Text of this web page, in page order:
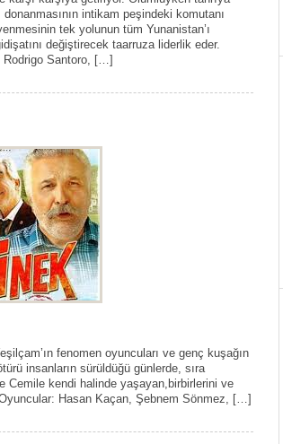
intikam peşindeki komutanı
tek yolunun tüm Yunanistan’ı
değiştirecek taarruza liderlik eder.
Rodrigo Santoro, […]
fenomen oyuncuları ve genç kuşağın
insanların sürüldüğü günlerde, sıra
Cemile kendi halinde yaşayan,birbirlerini ve
Hasan Kaçan, Şebnem Sönmez, […]